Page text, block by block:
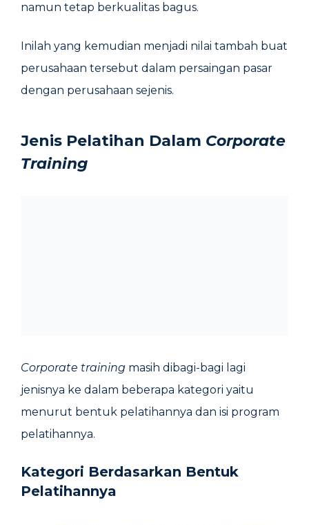
namun tetap berkualitas bagus.
Inilah yang kemudian menjadi nilai tambah buat
perusahaan tersebut dalam persaingan pasar
dengan perusahaan sejenis.
Jenis Pelatihan Dalam Corporate
Training
Corporate training masih dibagi-bagi lagi
jenisnya ke dalam beberapa kategori yaitu
menurut bentuk pelatihannya dan isi program
pelatihannya.
Kategori Berdasarkan Bentuk
Pelatihannya